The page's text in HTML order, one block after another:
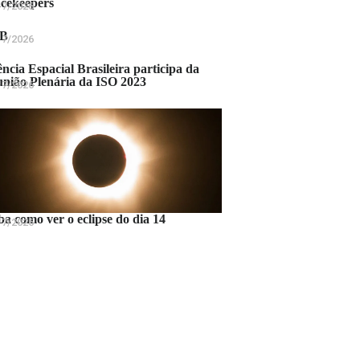
2026
2026
Espacial Brasileira participa da
Plenária da ISO 2023
2026
como ver o eclipse do dia 14
2026